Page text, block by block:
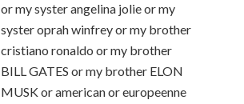
or my syster angelina jolie or my
syster oprah winfrey or my brother
cristiano ronaldo or my brother
BILL GATES or my brother ELON
MUSK or american or europeenne